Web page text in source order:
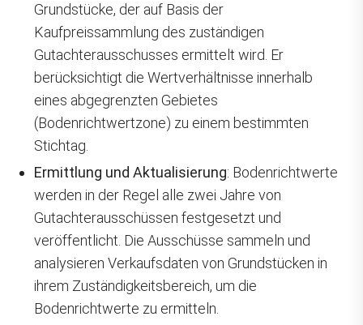
Grundstücke, der auf Basis der
Kaufpreissammlung des zuständigen
Gutachterausschusses ermittelt wird. Er
berücksichtigt die Wertverhältnisse innerhalb
eines abgegrenzten Gebietes
(Bodenrichtwertzone) zu einem bestimmten
Stichtag.
Ermittlung und Aktualisierung: Bodenrichtwerte
werden in der Regel alle zwei Jahre von
Gutachterausschüssen festgesetzt und
veröffentlicht. Die Ausschüsse sammeln und
analysieren Verkaufsdaten von Grundstücken in
ihrem Zuständigkeitsbereich, um die
Bodenrichtwerte zu ermitteln.